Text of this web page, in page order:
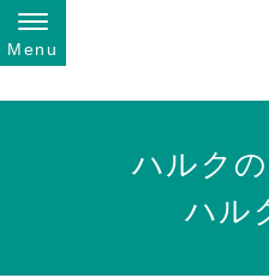
Menu
ハルク
ハル